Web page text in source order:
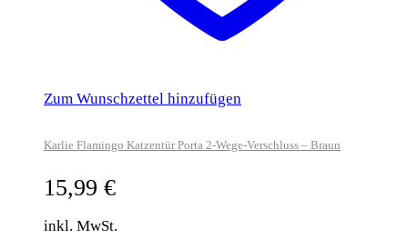
Zum Wunschzettel hinzufügen
Karlie Flamingo Katzentür Porta 2-Wege-Verschluss – Braun
15,99 €
inkl. MwSt.